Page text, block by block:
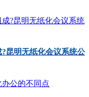
昆明无纸化会议系统公